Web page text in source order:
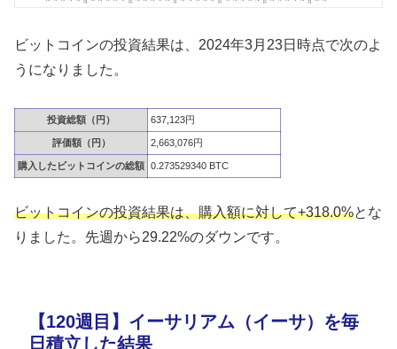
ビットコインの投資結果は、2024年3月23日時点で次のよ
うになりました。
投資総額（円） 637,123円
評価額（円） 2,663,076円
購入したビットコインの総額 0.273529340 BTC
ビットコインの投資結果は、購入額に対して+318.0%とな
りました。先週から29.22%のダウンです。
【120週目】イーサリアム（イーサ）を毎
日積立した結果